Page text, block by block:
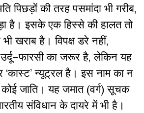
पिछड़ों की तरह पसमांदा भी गरीब,
है। इसके एक हिस्से की हालत तो
भी खराब है। विपक्ष डरे नहीं,
उर्दू–फारसी का जरूर है, लेकिन यह
‘कास्ट’न्यूट्रल है। इस नाम का न
कोई जाति। यह जमात(वर्ग)सूचक
संविधान के दायरे में भी है।